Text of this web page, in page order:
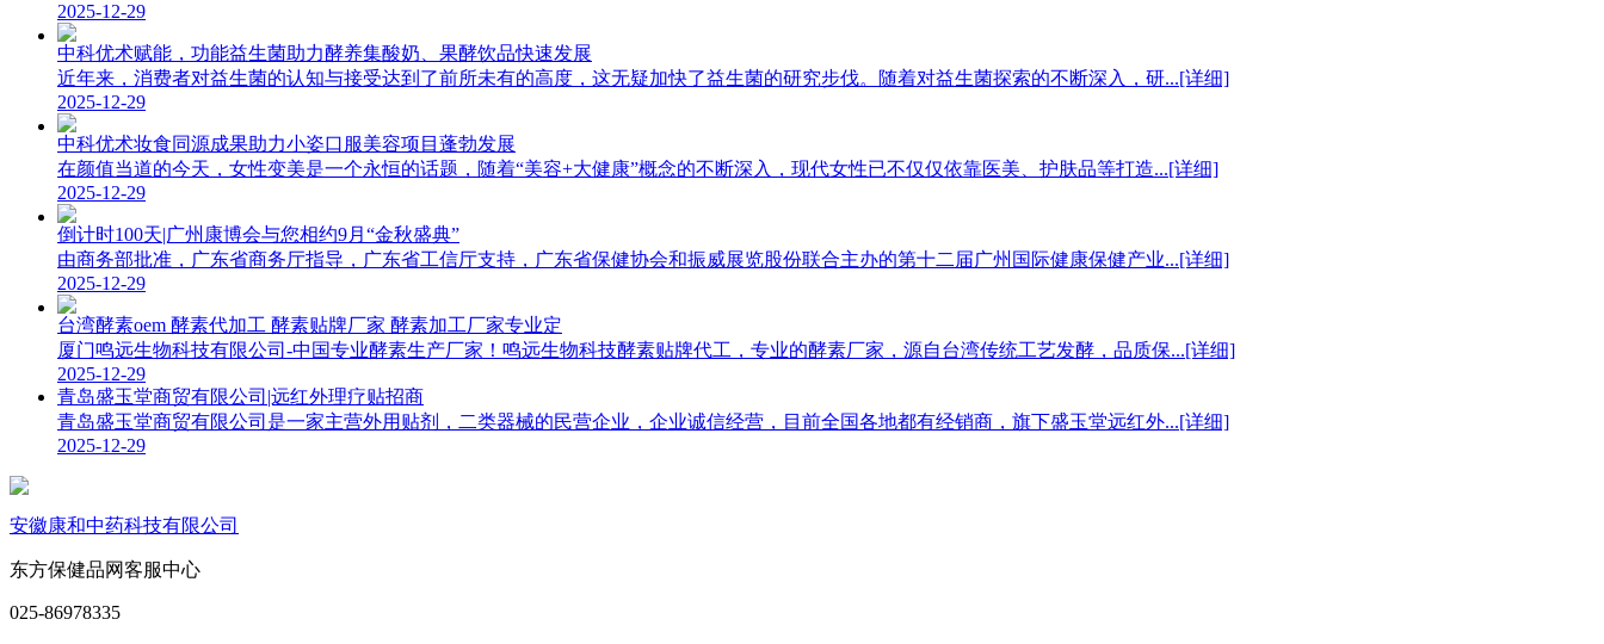
2025-12-29
中科优术赋能，功能益生菌助力酵养集酸奶、果酵饮品快速发展
近年来，消费者对益生菌的认知与接受达到了前所未有的高度，这无疑加快了益生菌的研究步伐。随着对益生菌探索的不断深入，研...[详细]
2025-12-29
中科优术妆食同源成果助力小姿口服美容项目蓬勃发展
在颜值当道的今天，女性变美是一个永恒的话题，随着“美容+大健康”概念的不断深入，现代女性已不仅仅依靠医美、护肤品等打造...[详细]
2025-12-29
倒计时100天|广州康博会与您相约9月“金秋盛典”
由商务部批准，广东省商务厅指导，广东省工信厅支持，广东省保健协会和振威展览股份联合主办的第十二届广州国际健康保健产业...[详细]
2025-12-29
台湾酵素oem 酵素代加工 酵素贴牌厂家 酵素加工厂家专业定
厦门鸣远生物科技有限公司-中国专业酵素生产厂家！鸣远生物科技酵素贴牌代工，专业的酵素厂家，源自台湾传统工艺发酵，品质保...[详细]
2025-12-29
青岛盛玉堂商贸有限公司|远红外理疗贴招商
青岛盛玉堂商贸有限公司是一家主营外用贴剂，二类器械的民营企业，企业诚信经营，目前全国各地都有经销商，旗下盛玉堂远红外...[详细]
2025-12-29
安徽康和中药科技有限公司
东方保健品网客服中心
025-86978335